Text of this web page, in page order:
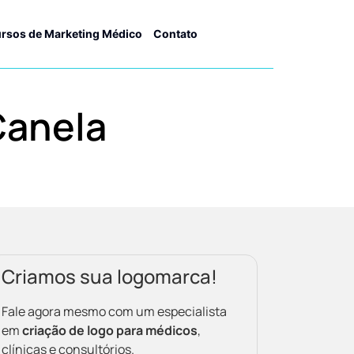
de Marketing Médico Contato
Criamos sua logomarca!
Fale agora mesmo com um especialista
emcriação de logo para médicos,
clínicas e consultórios.